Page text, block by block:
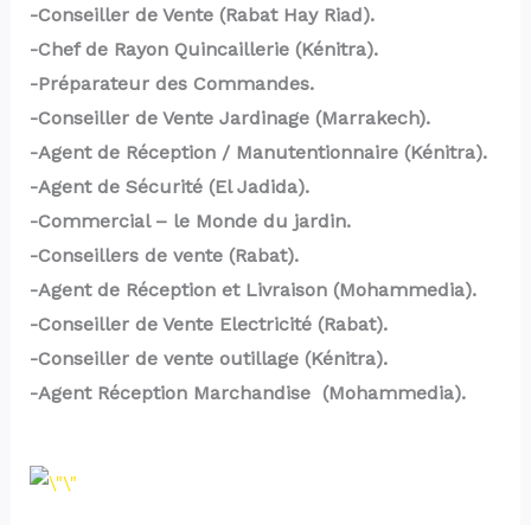
-Conseiller de Vente (Rabat Hay Riad).
-Chef de Rayon Quincaillerie (Kénitra).
-Préparateur des Commandes.
-Conseiller de Vente Jardinage (Marrakech).
-Agent de Réception / Manutentionnaire (Kénitra).
-Agent de Sécurité (El Jadida).
-Commercial – le Monde du jardin.
-Conseillers de vente (Rabat).
-Agent de Réception et Livraison (Mohammedia).
-Conseiller de Vente Electricité (Rabat).
-Conseiller de vente outillage (Kénitra).
-Agent Réception Marchandise (Mohammedia).